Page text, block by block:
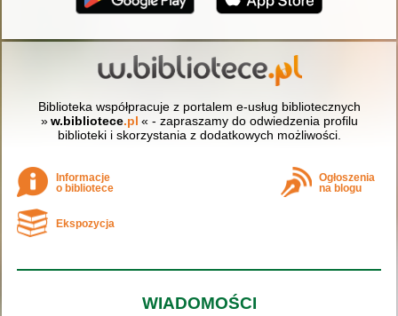
Biblioteka współpracuje z portalem e-usług bibliotecznych
» w.bibliotece.pl « - zapraszamy do odwiedzenia profilu
biblioteki i skorzystania z dodatkowych możliwości.
Informacje
o bibliotece
Ogłoszenia
na blogu
Ekspozycja
WIADOMOŚCI